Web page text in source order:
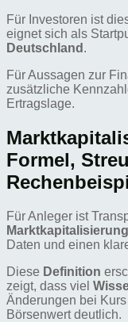
Für Investoren ist
eignet sich als
Deutschland .
Für Aussagen zur
zusätzliche
Ertragslage.
Formel,
Für Anleger ist
Daten und einen
Diese Definition
zeigt, dass viel
Änderungen bei
Börsenwert deutlich.